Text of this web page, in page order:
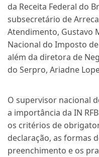
da Receita Federal do
subsecretário de
Atendimento, Gustavo
Nacional do Imposto de
além da diretora de
do Serpro, Ariadne
O supervisor nacional
a importância da IN
os critérios de
declaração, as formas
preenchimento e os